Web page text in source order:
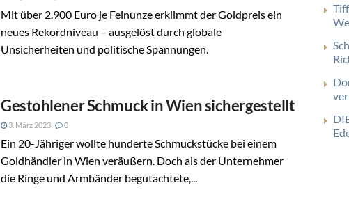
Mit über 2.900 Euro je Feinunze erklimmt der Goldpreis ein
neues Rekordniveau – ausgelöst durch globale
Unsicherheiten und politische Spannungen.
Gestohlener Schmuck in Wien sichergestellt
3. März 2023 0
Ein 20-Jähriger wollte hunderte Schmuckstücke bei einem
Goldhändler in Wien veräußern. Doch als der Unternehmer
die Ringe und Armbänder begutachtete,...